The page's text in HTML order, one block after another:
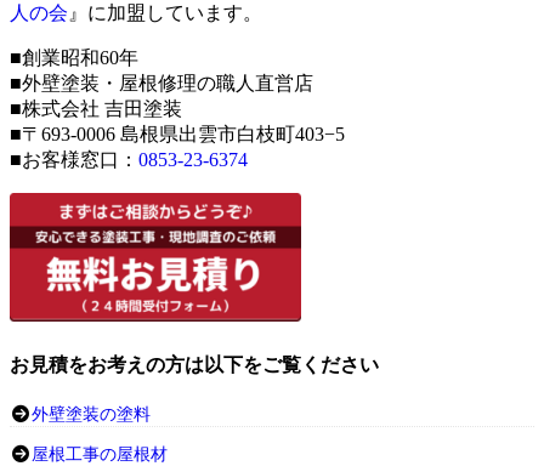
人の会 』に加盟しています。
■創業昭和60年
■外壁塗装・屋根修理の職人直営店
■株式会社 吉田塗装
■〒693-0006 島根県出雲市白枝町403−5
■お客様窓口： 0853-23-6374
お見積をお考えの方は以下をご覧ください
外壁塗装の塗料
屋根工事の屋根材